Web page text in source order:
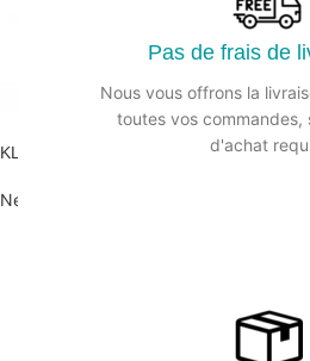
Pas de frais de
Nous vous offrons la
toutes vos commandes,
d'achat
KLEAN’VITRES Nettoyant vitres DAILYK
Nettoyant vitres